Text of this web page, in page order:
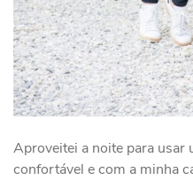
Aproveitei a noite para usar
confortável e com a minha